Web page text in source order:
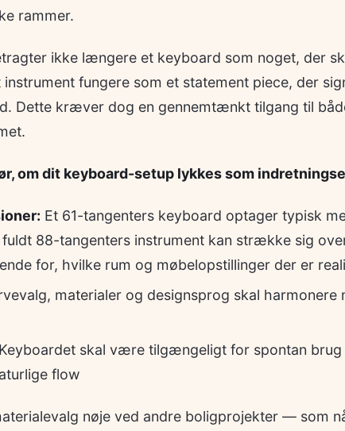
rammer.
ikke længere et keyboard som noget, der
fungere som et statement piece, der
Dette kræver dog en gennemtænkt tilgang til
om dit keyboard-setup lykkes som
Et 61-tangenters keyboard optager typisk
88-tangenters instrument kan strække sig
for, hvilke rum og møbelopstillinger der er
materialer og designsprog skal harmonere
Keyboardet skal være tilgængeligt for spontan brug
flow
nøje ved andre boligprojekter — som